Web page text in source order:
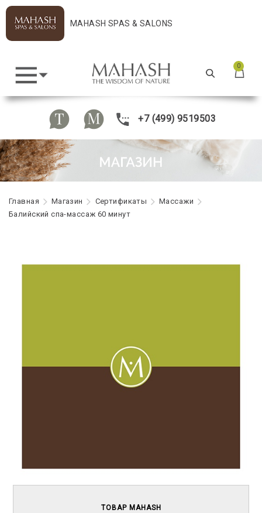
MAHASH SPAS & SALONS
0
+7 (499) 9519503
Главная Maгазин Сертификаты
Массажи
Балийский спа-массаж 60 минут
ТОВАР MAHASH